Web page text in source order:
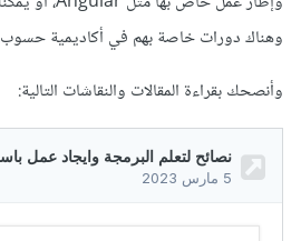
وهناك دورات خاصة بهم في أكاديمية حسوب.
وأنصحك بقراءة المقالات والنقاشات التالية: